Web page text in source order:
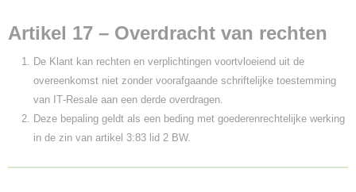
Artikel 17 – Overdracht van rechten
De Klant kan rechten en verplichtingen voortvloeiend uit de
overeenkomst niet zonder voorafgaande schriftelijke toestemming
van IT‑Resale aan een derde overdragen.
Deze bepaling geldt als een beding met goederenrechtelijke werking
in de zin van artikel 3:83 lid 2 BW.